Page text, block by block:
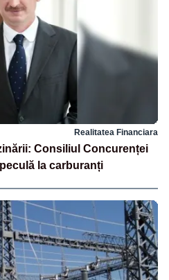
Realitatea Financiara
Consiliul Concurenței
la carburanți